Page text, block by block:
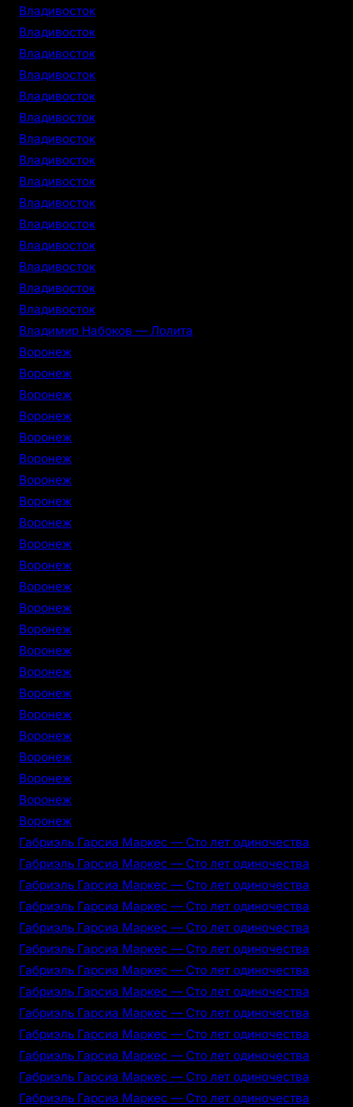
Владивосток
Владивосток
Владивосток
Владивосток
Владивосток
Владивосток
Владивосток
Владивосток
Владивосток
Владивосток
Владивосток
Владивосток
Владивосток
Владивосток
Владивосток
Владимир Набоков — Лолита
Воронеж
Воронеж
Воронеж
Воронеж
Воронеж
Воронеж
Воронеж
Воронеж
Воронеж
Воронеж
Воронеж
Воронеж
Воронеж
Воронеж
Воронеж
Воронеж
Воронеж
Воронеж
Воронеж
Воронеж
Воронеж
Воронеж
Воронеж
Габриэль Гарсиа Маркес — Сто лет одиночества
Габриэль Гарсиа Маркес — Сто лет одиночества
Габриэль Гарсиа Маркес — Сто лет одиночества
Габриэль Гарсиа Маркес — Сто лет одиночества
Габриэль Гарсиа Маркес — Сто лет одиночества
Габриэль Гарсиа Маркес — Сто лет одиночества
Габриэль Гарсиа Маркес — Сто лет одиночества
Габриэль Гарсиа Маркес — Сто лет одиночества
Габриэль Гарсиа Маркес — Сто лет одиночества
Габриэль Гарсиа Маркес — Сто лет одиночества
Габриэль Гарсиа Маркес — Сто лет одиночества
Габриэль Гарсиа Маркес — Сто лет одиночества
Габриэль Гарсиа Маркес — Сто лет одиночества